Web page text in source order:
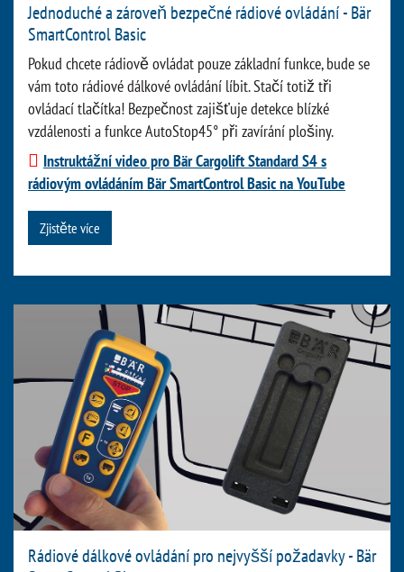
Jednoduché a zároveň bezpečné rádiové ovládání - Bär
SmartControl Basic
Pokud chcete rádiově ovládat pouze základní funkce, bude se
vám toto rádiové dálkové ovládání líbit. Stačí totiž tři
ovládací tlačítka! Bezpečnost zajišťuje detekce blízké
vzdálenosti a funkce AutoStop45° při zavírání plošiny.
Instruktážní video pro Bär Cargolift Standard S4 s
rádiovým ovládáním Bär SmartControl Basic na YouTube
Zjistěte více
Rádiové dálkové ovládání pro nejvyšší požadavky - Bär